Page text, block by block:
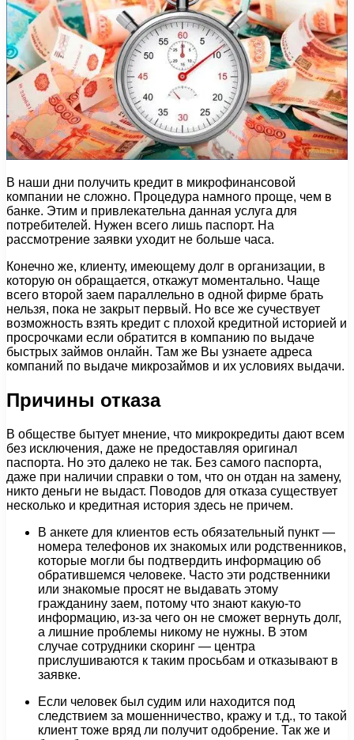
В наши дни получить кредит в микрофинансовой
компании не сложно. Процедура намного проще, чем в
банке. Этим и привлекательна данная услуга для
потребителей. Нужен всего лишь паспорт. На
рассмотрение заявки уходит не больше часа.
Конечно же, клиенту, имеющему долг в организации, в
которую он обращается, откажут моментально. Чаще
всего второй заем параллельно в одной фирме брать
нельзя, пока не закрыт первый. Но все же сучествует
возможность взять кредит с плохой кредитной историей и
просрочками если обратится в компанию по выдаче
быстрых займов онлайн. Там же Вы узнаете адреса
компаний по выдаче микрозаймов и их условиях выдачи.
Причины отказа
В обществе бытует мнение, что микрокредиты дают всем
без исключения, даже не предоставляя оригинал
паспорта. Но это далеко не так. Без самого паспорта,
даже при наличии справки о том, что он отдан на замену,
никто деньги не выдаст. Поводов для отказа существует
несколько и кредитная история здесь не причем.
В анкете для клиентов есть обязательный пункт —
номера телефонов их знакомых или родственников,
которые могли бы подтвердить информацию об
обратившемся человеке. Часто эти родственники
или знакомые просят не выдавать этому
гражданину заем, потому что знают какую-то
информацию, из-за чего он не сможет вернуть долг,
а лишние проблемы никому не нужны. В этом
случае сотрудники скоринг — центра
прислушиваются к таким просьбам и отказывают в
заявке.
Если человек был судим или находится под
следствием за мошенничество, кражу и т.д., то такой
клиент тоже вряд ли получит одобрение. Так же и